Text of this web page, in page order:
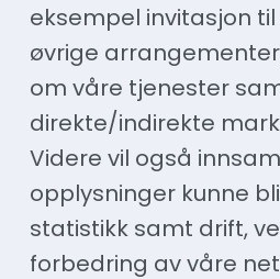
eksempel invitasjon
øvrige
om våre tjenester
direkte/indirekte
Videre vil også
opplysninger kunne
statistikk samt drift,
forbedring av våre